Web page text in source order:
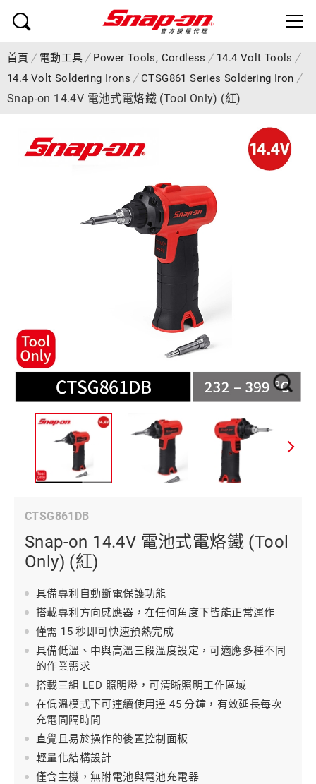
首頁 電動工具 Power Tools, Cordless
14.4 Volt Tools
14.4 Volt Soldering Irons
CTSG861 Series Soldering Iron
Snap-on 14.4V 電池式電烙鐵 (Tool Only) (紅)
CTSG861DB
Snap-on 14.4V 電池式電烙鐵 (Tool
Only) (紅)
具備專利自動斷電保護功能
搭載專利方向感應器，在任何角度下皆能正常運作
僅需 15 秒即可快速預熱完成
具備低溫、中與高溫三段溫度設定，可適應多種不同
的作業需求
搭載三組 LED 照明燈，可清晰照明工作區域
在低溫模式下可連續使用達 45 分鐘，有效延長每次
充電間隔時間
直覺且易於操作的後置控制面板
輕量化結構設計
僅含主機，無附電池與電池充電器